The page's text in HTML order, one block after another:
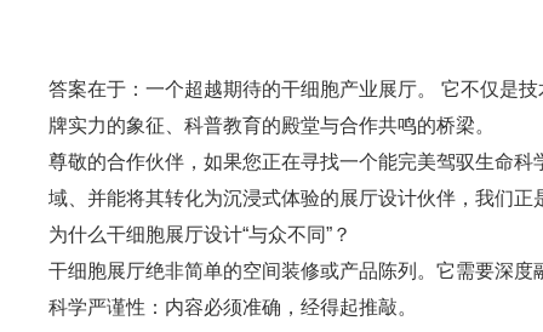
答案在于：一个超越期待的干细胞产业展厅。 它不仅是
牌实力的象征、科普教育的殿堂与合作共鸣的桥梁。
尊敬的合作伙伴，如果您正在寻找一个能完美驾驭生命科
域、并能将其转化为沉浸式体验的展厅设计伙伴，我们正
为什么干细胞展厅设计“与众不同”？
干细胞展厅绝非简单的空间装修或产品陈列。它需要深度
科学严谨性：内容必须准确，经得起推敲。